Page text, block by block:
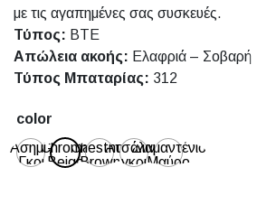
με τις αγαπημένες σας συσκευές.
Τύπος: BTE
Απώλεια ακοής: Ελαφριά – Σοβαρή
Τύπος Μπαταρίας: 312
color
Ασημί-
Γκρι
Chroma
Beige
Chestnut
Brown
Ατσάλινο
γκρι
Διαμαντένιο
Μαύρο